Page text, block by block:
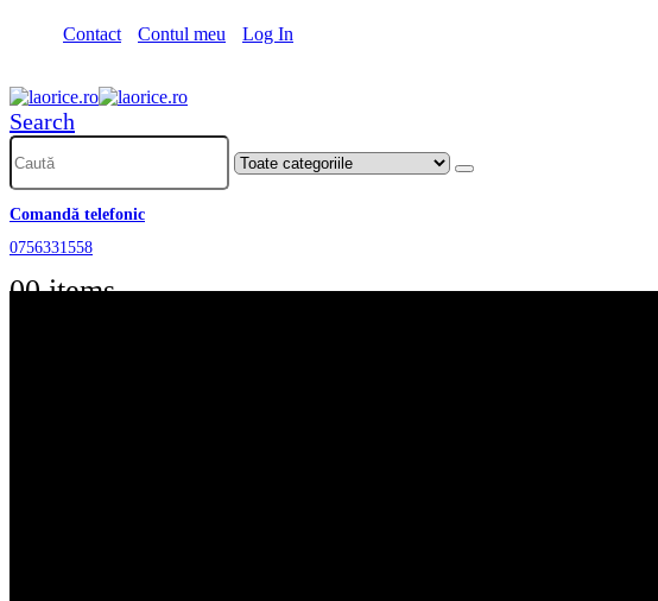
Contact Contul meu Log In
Search
Comandă telefonic
0756331558
00 items